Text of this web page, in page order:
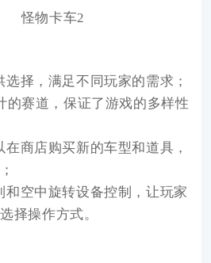
择，满足不同玩家的需求；
的赛道，保证了游戏的多样性
商店购买新的车型和道具，
和空中旋转设备控制，让玩家
择操作方式。